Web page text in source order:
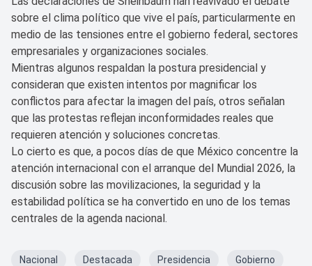
sobre el clima político que vive el país, particularmente en
medio de las tensiones entre el gobierno federal, sectores
empresariales y organizaciones sociales.
Mientras algunos respaldan la postura presidencial y
consideran que existen intentos por magnificar los
conflictos para afectar la imagen del país, otros señalan
que las protestas reflejan inconformidades reales que
requieren atención y soluciones concretas.
Lo cierto es que, a pocos días de que México concentre la
atención internacional con el arranque del Mundial 2026, la
discusión sobre las movilizaciones, la seguridad y la
estabilidad política se ha convertido en uno de los temas
centrales de la agenda nacional.
Nacional Destacada Presidencia
Gobierno